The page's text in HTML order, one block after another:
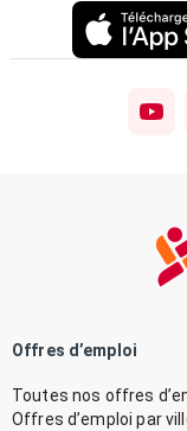
Offres d’emploi
Toutes nos offres
Offres d’emploi par